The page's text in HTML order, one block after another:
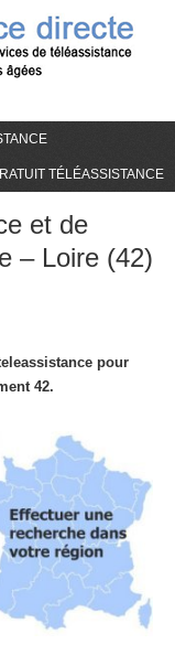
TÉLÉASSISTANCE
et de
– Loire (42)
pour
42.